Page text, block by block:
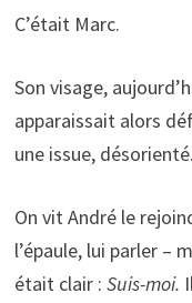
C’était Marc.
Son visage,
apparaissait alors
une issue, désorienté.
On vit André le
l’épaule, lui parler –
était clair : Suis-moi.